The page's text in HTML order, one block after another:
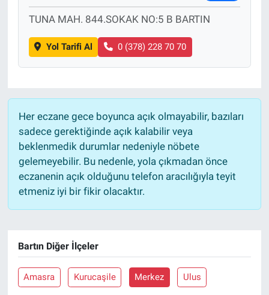
TUNA MAH. 844.SOKAK NO:5 B BARTIN
Yol Tarifi Al 0 (378) 228 70 70
Her eczane gece boyunca açık olmayabilir, bazıları
sadece gerektiğinde açık kalabilir veya
beklenmedik durumlar nedeniyle nöbete
gelemeyebilir. Bu nedenle, yola çıkmadan önce
eczanenin açık olduğunu telefon aracılığıyla teyit
etmeniz iyi bir fikir olacaktır.
Bartın Diğer İlçeler
Amasra Kurucaşile Merkez Ulus